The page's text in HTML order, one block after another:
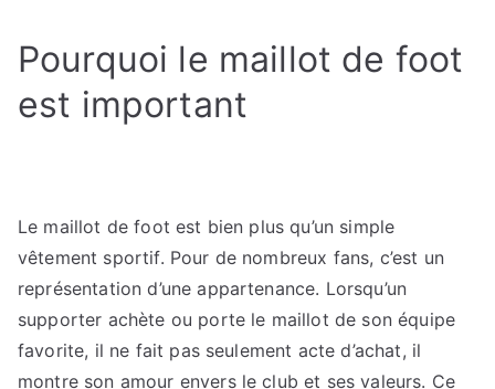
Pourquoi le maillot de foot
est important
Le maillot de foot est bien plus qu’un simple
vêtement sportif. Pour de nombreux fans, c’est un
représentation d’une appartenance. Lorsqu’un
supporter achète ou porte le maillot de son équipe
favorite, il ne fait pas seulement acte d’achat, il
montre son amour envers le club et ses valeurs. Ce